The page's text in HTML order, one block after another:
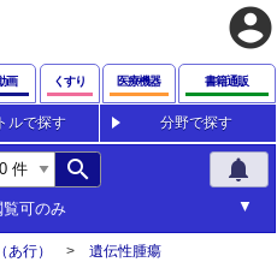
account_circle
画 くすり 医療機器 書籍通販
ルで探す 分野で探す
search notifications
覧可のみ
行）
遺伝性腫瘍